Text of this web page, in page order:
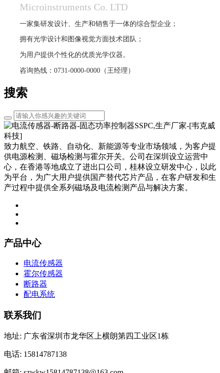
Microinstruments Co. LTD
一家集研发设计、生产和销售于一体的综合型企业；
拥有光学设计和图像视觉方面技术团队；
为用户提供个性化的优质光学仪器。
咨询热线：0731-0000-0000（王经理）
搜索
致力航空、铁路、自动化、新能源等专业市场领域，为客户提
供电源检测、磁场检测与霍尔开关。公司在深圳设立运营中
心，在香港等地成立了进出口公司，桂林设立研发中心，以此
为平台，为广大用户提供国产替代芯片产品，在客户研发和生
产过程中提供全系列磁场及电流检测产品与解决方案。
产品中心
电流传感器
霍尔传感器
断路器
配电系统
联系我们
地址: 广东省深圳市龙华区上横朗第四工业区1栋
电话: 15814787138